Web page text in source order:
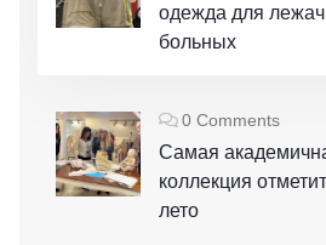
одежда для
больных
0 Comments
Самая
коллекция
лето